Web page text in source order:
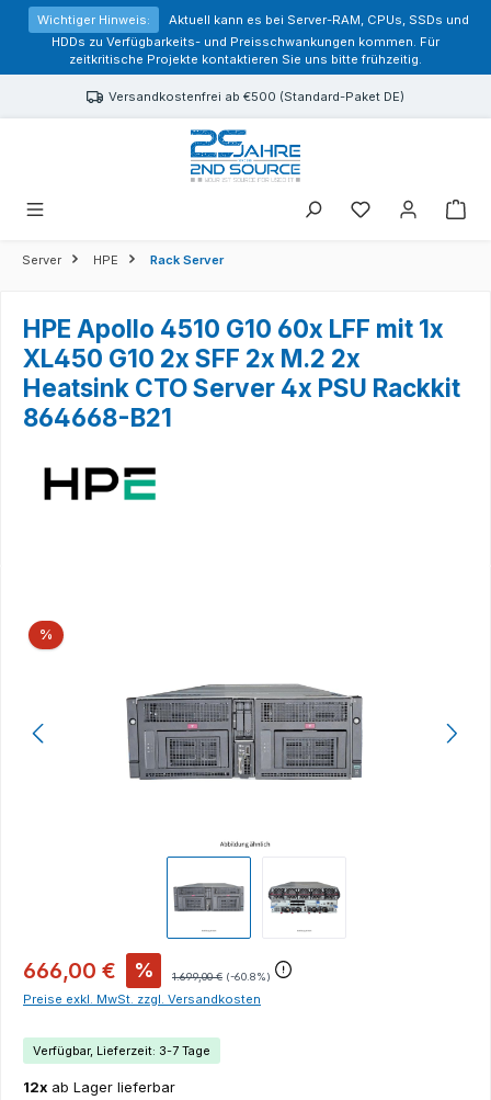
springen
Wichtiger Hinweis:
Aktuell kann es bei Server-RAM, CPUs, SSDs und
HDDs zu Verfügbarkeits- und Preisschwankungen kommen. Für
zeitkritische Projekte kontaktieren Sie uns bitte frühzeitig.
Versandkostenfrei ab €500 (Standard-Paket DE)
Sie haben 0
Server HPE Rack Server
HPE Apollo 4510 G10 60x LFF mit 1x
XL450 G10 2x SFF 2x M.2 2x
Heatsink CTO Server 4x PSU Rackkit
864668-B21
Bildergalerie überspringen
% Rabatt
666,00 € % 1.699,00 € (-60.8%)
Preise exkl. MwSt. zzgl. Versandkosten
Verfügbar, Lieferzeit: 3-7 Tage
12x ab Lager lieferbar